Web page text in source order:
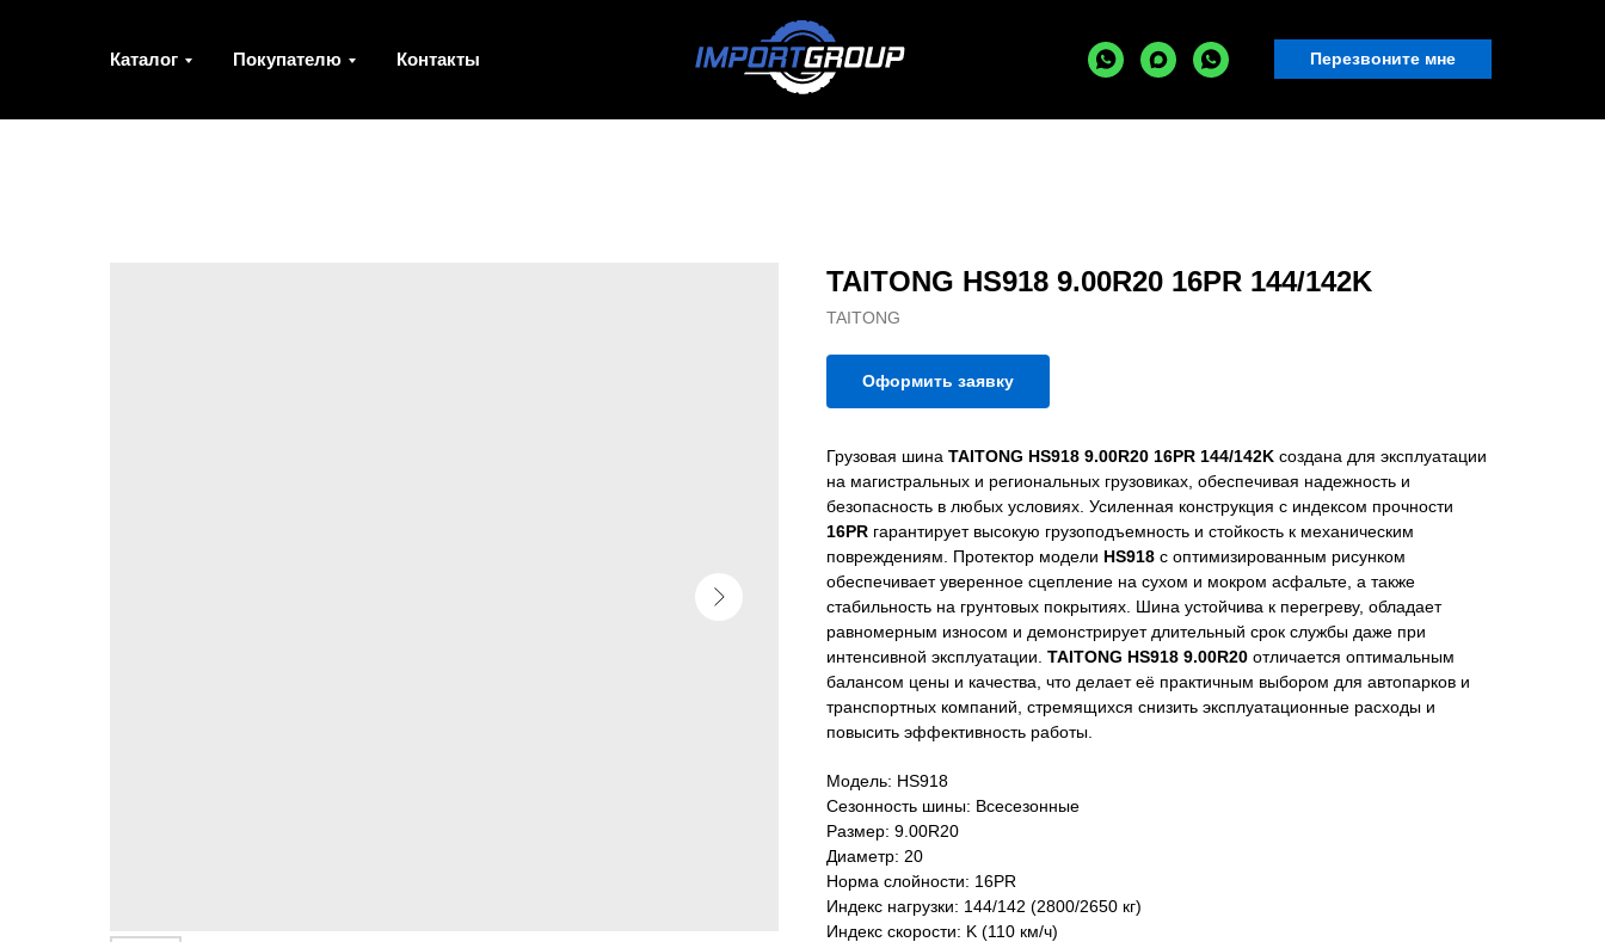
Каталог Покупателю Контакты Перезвоните мне
TAITONG HS918 9.00R20 16PR 144/142K
TAITONG
Оформить заявку
Грузовая шина TAITONG HS918 9.00R20 16PR 144/142K создана для эксплуатации
на магистральных и региональных грузовиках, обеспечивая надежность и
безопасность в любых условиях. Усиленная конструкция с индексом прочности
16PR гарантирует высокую грузоподъемность и стойкость к механическим
повреждениям. Протектор модели HS918 с оптимизированным рисунком
обеспечивает уверенное сцепление на сухом и мокром асфальте, а также
стабильность на грунтовых покрытиях. Шина устойчива к перегреву, обладает
равномерным износом и демонстрирует длительный срок службы даже при
интенсивной эксплуатации. TAITONG HS918 9.00R20 отличается оптимальным
балансом цены и качества, что делает её практичным выбором для автопарков и
транспортных компаний, стремящихся снизить эксплуатационные расходы и
повысить эффективность работы.
Модель: HS918
Сезонность шины: Всесезонные
Размер: 9.00R20
Диаметр: 20
Норма слойности: 16PR
Индекс нагрузки: 144/142 (2800/2650 кг)
Индекс скорости: K (110 км/ч)